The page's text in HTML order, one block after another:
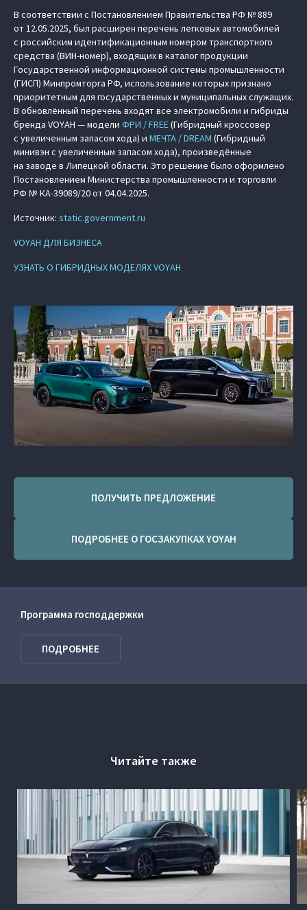
В соответствии с Постановлением Правительства РФ № 889
от 12.05.2025, был расширен перечень легковых автомобилей
с российским идентификационным номером транспортного
средства (ВИН-номер), входящих в каталог продукции
Государственной информационной системы промышленности
(ГИСП) Минпромторга РФ, использование которых признано
приоритетным для государственных и муниципальных служащих.
В обновлённый перечень входят все электромобили и гибриды
бренда VOYAH — модели ФРИ / FREE(Гибридный кроссовер
с увеличенным запасом хода) и МЕЧТА / DREAM (Гибридный
минивэн с увеличенным запасом хода), произведённые
на заводе в Липецкой области. Это решение было оформлено
Постановлением Министерства промышленности и торговли
РФ № КА-39089/20 от 04.04.2025.
Источник: static.government.ru
VOYAH ДЛЯ БИЗНЕСА
УЗНАТЬ О ГИБРИДНЫХ МОДЕЛЯХ VOYAH
ПОЛУЧИТЬ ПРЕДЛОЖЕНИЕ
ПОДРОБНЕЕ О ГОСЗАКУПКАХ YOYAH
Программа господдержки
VOYAH Программа господдержки
ПОДРОБНЕЕ
Читайте также